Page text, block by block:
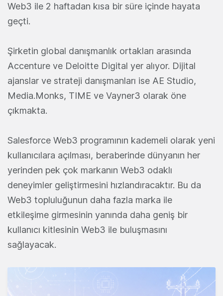
Web3 ile 2 haftadan kısa bir süre içinde hayata
geçti.
Şirketin global danışmanlık ortakları arasında
Accenture ve Deloitte Digital yer alıyor. Dijital
ajanslar ve strateji danışmanları ise AE Studio,
Media.Monks, TIME ve Vayner3 olarak öne
çıkmakta.
Salesforce Web3 programının kademeli olarak yeni
kullanıcılara açılması, beraberinde dünyanın her
yerinden pek çok markanın Web3 odaklı
deneyimler geliştirmesini hızlandıracaktır. Bu da
Web3 topluluğunun daha fazla marka ile
etkileşime girmesinin yanında daha geniş bir
kullanıcı kitlesinin Web3 ile buluşmasını
sağlayacak.